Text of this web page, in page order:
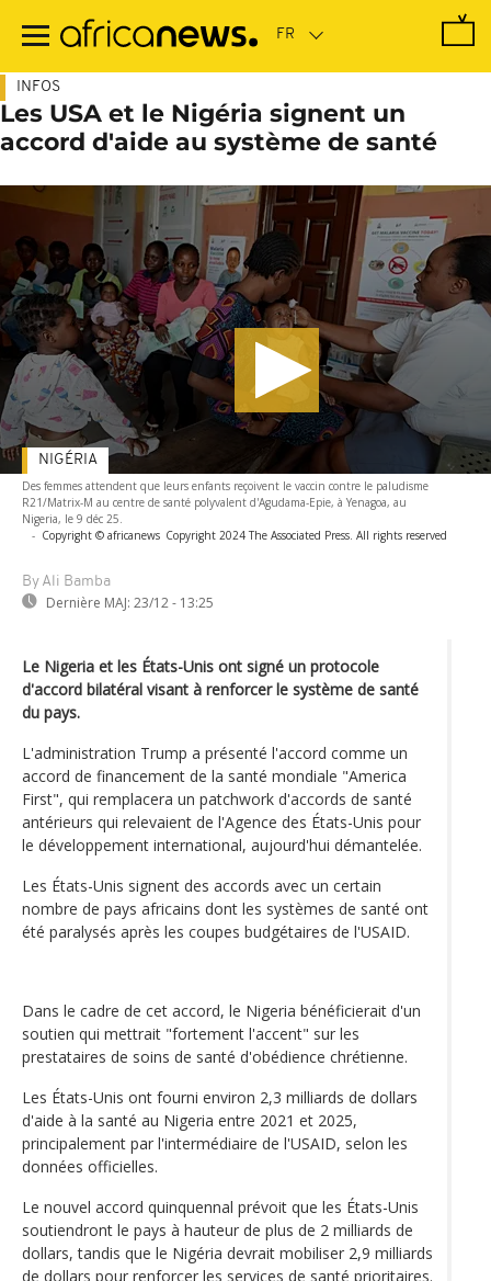
contenu
INFOS
Les USA et le Nigéria signent un
accord d'aide au système de santé
Des femmes attendent que leurs enfants reçoivent le vaccin contre le paludisme
R21/Matrix-M au centre de santé polyvalent d'Agudama-Epie, à Yenagoa, au
Nigeria, le 9 déc 25.
- Copyright © africanews Copyright 2024 The Associated Press. All rights reserved
By Ali Bamba
Dernière MAJ: 23/12 - 13:25
NIGÉRIA
Le Nigeria et les États-Unis ont signé un protocole
d'accord bilatéral visant à renforcer le système de santé
du pays.
L'administration Trump a présenté l'accord comme un
accord de financement de la santé mondiale "America
First", qui remplacera un patchwork d'accords de santé
antérieurs qui relevaient de l'Agence des États-Unis pour
le développement international, aujourd'hui démantelée.
Les États-Unis signent des accords avec un certain
nombre de pays africains dont les systèmes de santé ont
été paralysés après les coupes budgétaires de l'USAID.
Dans le cadre de cet accord, le Nigeria bénéficierait d'un
soutien qui mettrait "fortement l'accent" sur les
prestataires de soins de santé d'obédience chrétienne.
Les États-Unis ont fourni environ 2,3 milliards de dollars
d'aide à la santé au Nigeria entre 2021 et 2025,
principalement par l'intermédiaire de l'USAID, selon les
données officielles.
Le nouvel accord quinquennal prévoit que les États-Unis
soutiendront le pays à hauteur de plus de 2 milliards de
dollars, tandis que le Nigéria devrait mobiliser 2,9 milliards
de dollars pour renforcer les services de santé prioritaires.